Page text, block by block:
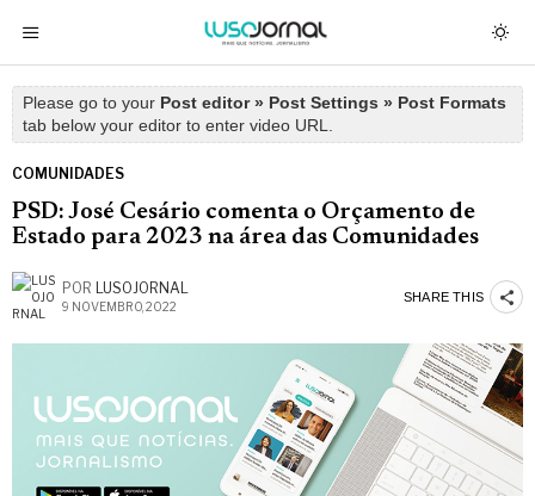
Please go to your Post editor » Post Settings » Post Formats
tab below your editor to enter video URL.
COMUNIDADES
PSD: José Cesário comenta o Orçamento de
Estado para 2023 na área das Comunidades
POR LUSOJORNAL
9 NOVEMBRO, 2022
SHARE THIS